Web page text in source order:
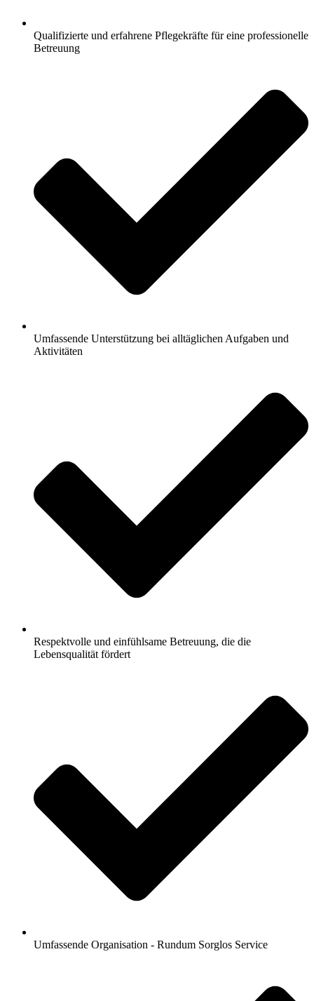
Qualifizierte und erfahrene Pflegekräfte für eine professionelle
Betreuung
Umfassende Unterstützung bei alltäglichen Aufgaben und
Aktivitäten
Respektvolle und einfühlsame Betreuung, die die
Lebensqualität fördert
Umfassende Organisation - Rundum Sorglos Service